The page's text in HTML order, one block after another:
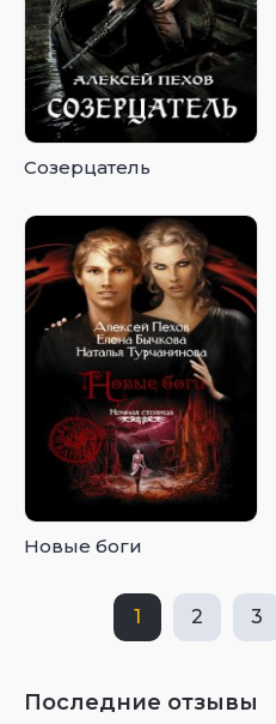
Созерцатель
Новые боги
1 2 3
Последние отзывы